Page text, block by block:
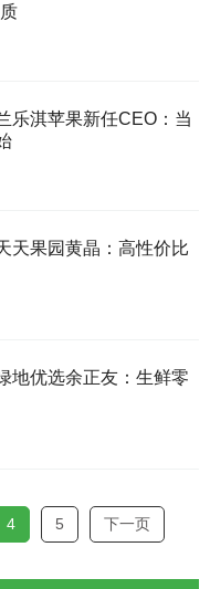
乐淇苹果新任CEO：当
天果园黄晶：高性价比
地优选余正友：生鲜零
4 5 下一页